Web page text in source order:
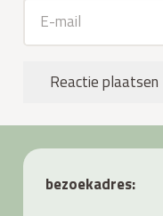
Reactie plaatsen
bezoekadres: